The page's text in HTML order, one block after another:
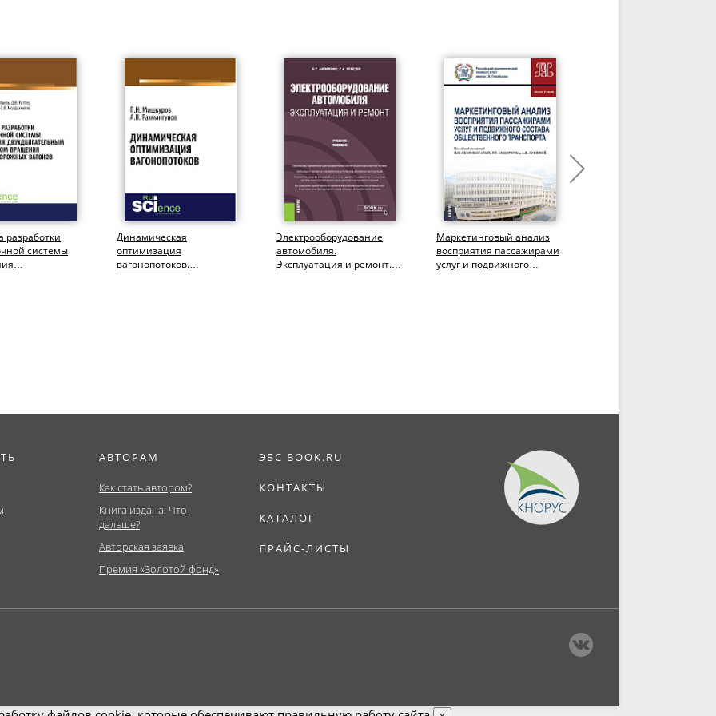
разработки
системы
Динамическая
оптимизация
вагонопотоков.
Электрооборудование
автомобиля.
Эксплуатация и ремонт.
Маркетинговый анализ
восприятия пассажирами
услуг и подвижного
АВТОРАМ
Как стать автором?
Книга издана. Что
дальше?
Авторская заявка
Премия «Золотой фонд»
ЭБС BOOK.RU
КОНТАКТЫ
КАТАЛОГ
ПРАЙС-ЛИСТЫ